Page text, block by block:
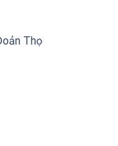
Thọ